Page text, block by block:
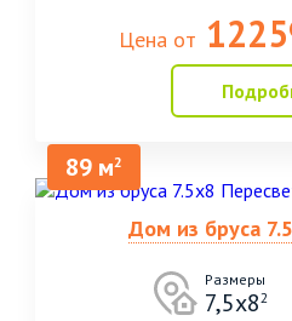
Цена от
89 м2
Дом из бруса
Размеры
7,5х82